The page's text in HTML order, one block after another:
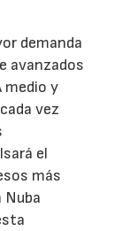
demanda
avanzados
medio y
vez
el
más